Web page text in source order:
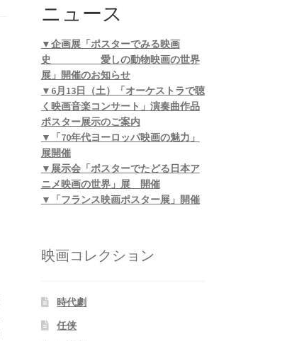
ニュース
▼企画展「ポスターでみる映画
史 愛しの動物映画の世界
展」開催のお知らせ
▼6月13日（土）「オーケストラで聴
く映画音楽コンサート」演奏曲作品
ポスター展示のご案内
▼「70年代ヨーロッパ映画の魅力」
展開催
▼展示会「ポスターでたどる日本ア
ニメ映画の世界」展 開催
▼「フランス映画ポスター展」開催
映画コレクション
時代劇
任侠